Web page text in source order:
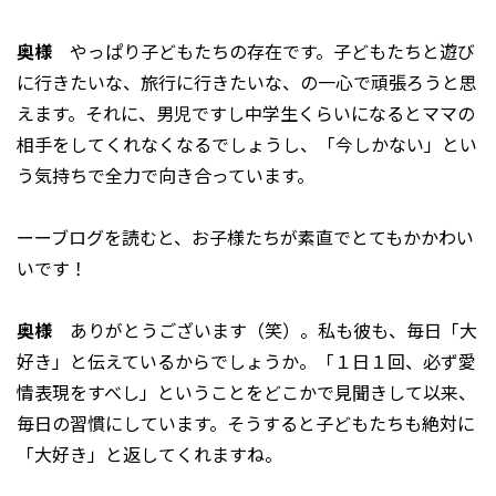
奥様 やっぱり子どもたちの存在です。子どもたちと遊び
に行きたいな、旅行に行きたいな、の一心で頑張ろうと思
えます。それに、男児ですし中学生くらいになるとママの
相手をしてくれなくなるでしょうし、「今しかない」とい
う気持ちで全力で向き合っています。
ーーブログを読むと、お子様たちが素直でとてもかかわい
いです！
奥様 ありがとうございます（笑）。私も彼も、毎日「大
好き」と伝えているからでしょうか。「１日１回、必ず愛
情表現をすべし」ということをどこかで見聞きして以来、
毎日の習慣にしています。そうすると子どもたちも絶対に
「大好き」と返してくれますね。